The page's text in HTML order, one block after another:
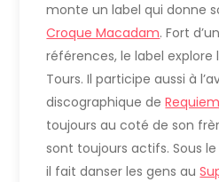
monte un label qui donne
Croque Macadam. Fort
références, le label explore
Tours. Il participe aussi à
discographique de
toujours au coté de son
sont toujours actifs. Sous le
il fait danser les gens au